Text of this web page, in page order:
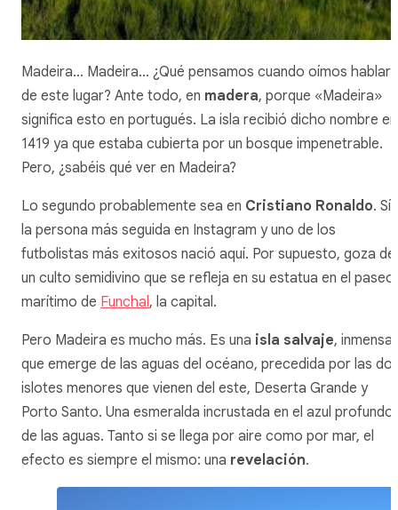
Madeira… Madeira… ¿Qué pensamos cuando oímos hablar
de este lugar? Ante todo, en madera, porque «Madeira»
significa esto en portugués. La isla recibió dicho nombre en
1419 ya que estaba cubierta por un bosque impenetrable.
Pero, ¿sabéis qué ver en Madeira?
Lo segundo probablemente sea en Cristiano Ronaldo. Sí,
la persona más seguida en Instagram y uno de los
futbolistas más exitosos nació aquí. Por supuesto, goza de
un culto semidivino que se refleja en su estatua en el paseo
marítimo de Funchal , la capital.
Pero Madeira es mucho más. Es una isla salvaje, inmensa,
que emerge de las aguas del océano, precedida por las
islotes menores que vienen del este, Deserta Grande y
Porto Santo. Una esmeralda incrustada en el azul profundo
de las aguas. Tanto si se llega por aire como por mar, el
efecto es siempre el mismo: una revelación.